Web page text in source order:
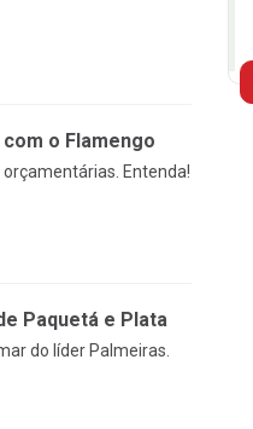
o Flamengo
Entenda!
Paquetá e Plata
do líder Palmeiras.